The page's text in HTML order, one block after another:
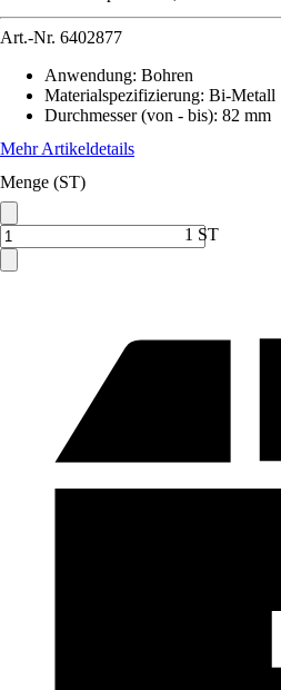
Art.-Nr. 6402877
Anwendung: Bohren
Materialspezifizierung: Bi-Metall
Durchmesser (von - bis): 82 mm
Mehr Artikeldetails
Menge (ST)
1 ST